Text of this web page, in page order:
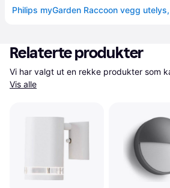
Philips myGarden Raccoon vegg
Relaterte produkter
Vis alle